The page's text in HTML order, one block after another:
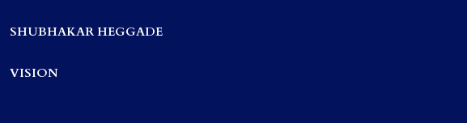
SHUBHAKAR HEGGADE
VISION